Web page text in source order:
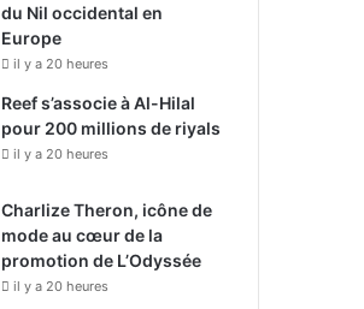
du Nil occidental en
Europe
il y a 20 heures
Reef s’associe à Al-Hilal
pour 200 millions de riyals
il y a 20 heures
Charlize Theron, icône de
mode au cœur de la
promotion de L’Odyssée
il y a 20 heures